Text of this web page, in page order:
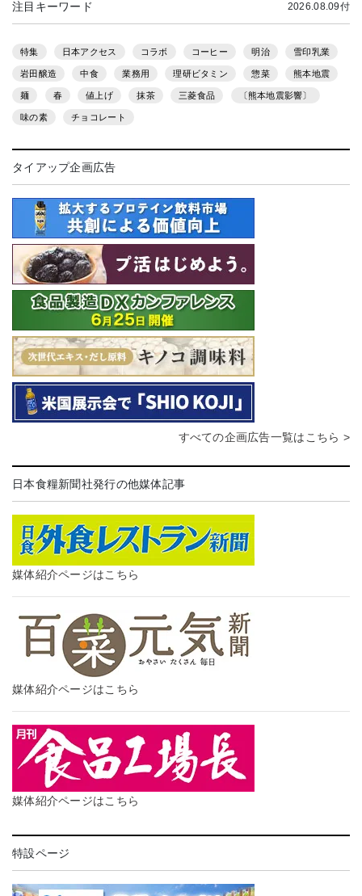
注目キーワード 2026.08.09付
特集 日本アクセス コラボ コーヒー 明治 雪印乳業
岩田醸造 中食 業務用 理研ビタミン 惣菜 熊本地震
麺 春 値上げ 抹茶 三菱食品 〔熊本地震影響〕
味の素 チョコレート
タイアップ企画広告
すべての企画広告一覧はこちら >
日本食糧新聞社発行の他媒体記事
媒体紹介ページはこちら
媒体紹介ページはこちら
媒体紹介ページはこちら
特設ページ